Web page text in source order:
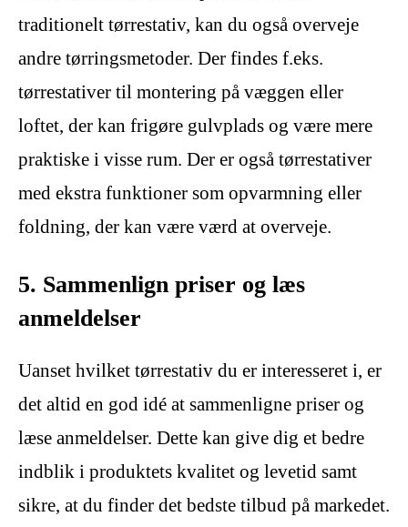
traditionelt tørrestativ, kan du også overveje
andre tørringsmetoder. Der findes f.eks.
tørrestativer til montering på væggen eller
loftet, der kan frigøre gulvplads og være mere
praktiske i visse rum. Der er også tørrestativer
med ekstra funktioner som opvarmning eller
foldning, der kan være værd at overveje.
5. Sammenlign priser og læs
anmeldelser
Uanset hvilket tørrestativ du er interesseret i, er
det altid en god idé at sammenligne priser og
læse anmeldelser. Dette kan give dig et bedre
indblik i produktets kvalitet og levetid samt
sikre, at du finder det bedste tilbud på markedet.